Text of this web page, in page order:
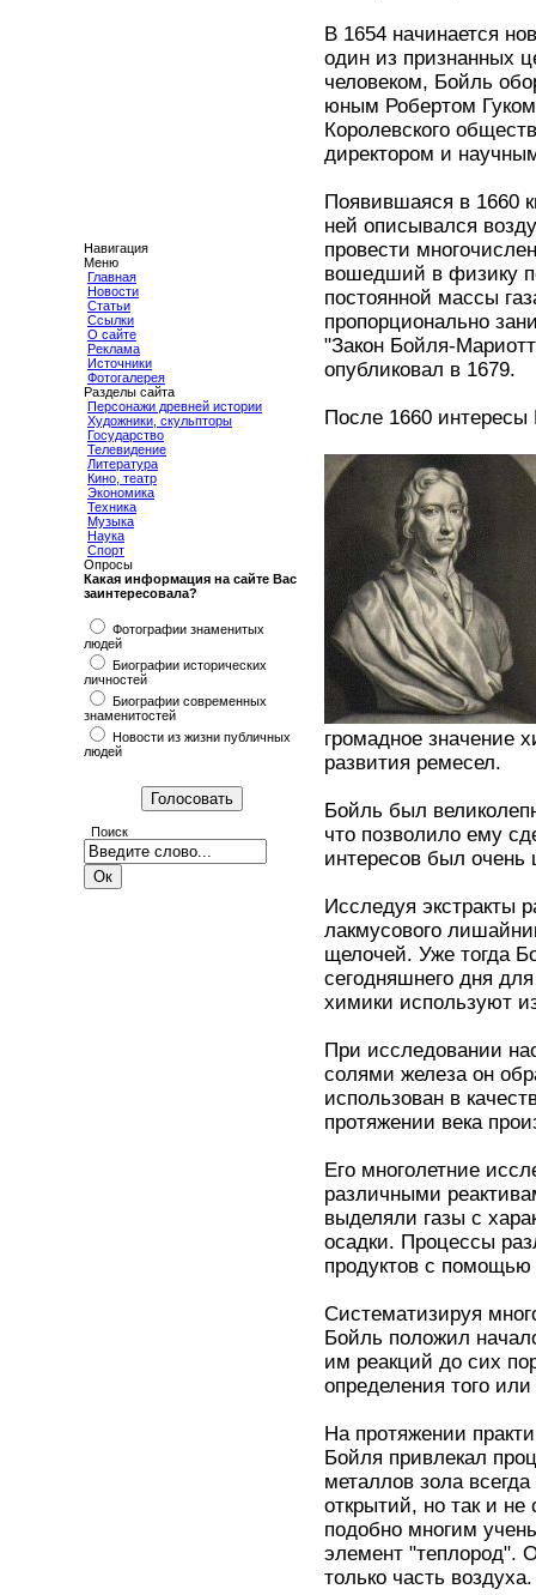
Навигация
Меню
Главная
Новости
Статьи
Ссылки
О сайте
Реклама
Источники
Фотогалерея
Разделы сайта
Персонажи древней истории
Художники, скульпторы
Государство
Телевидение
Литература
Кино, театр
Экономика
Техника
Музыка
Наука
Спорт
Опросы
Какая информация на сайте Вас
заинтересовала?
Фотографии знаменитых
людей
Биографии исторических
личностей
Биографии современных
знаменитостей
Новости из жизни публичных
людей
Поиск
В 1654 начинается
один из признанных
человеком, Бойль
юным Робертом
Королевского
директором и
Появившаяся в 1660
ней описывался
провести
вошедший в физику
постоянной массы
пропорционально
"Закон Бойля-
опубликовал в 1679.
После 1660
громадное значение
развития ремесел.
Бойль был
что позволило ему
интересов был очень
Исследуя экстракты
лакмусового
щелочей. Уже тогда
сегодняшнего дня
химики используют
При исследовании
солями железа он
использован в
протяжении века
Его многолетние
различными
выделяли газы с
осадки. Процессы
продуктов с помощью
Систематизируя
Бойль положил
им реакций до сих
определения того
На протяжении
Бойля привлекал
металлов зола
открытий, но так и не
подобно многим
элемент "теплород".
только часть воздуха.